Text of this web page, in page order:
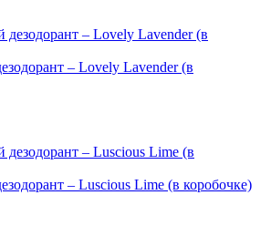
– Lovely Lavender (в
– Luscious Lime (в коробочке)